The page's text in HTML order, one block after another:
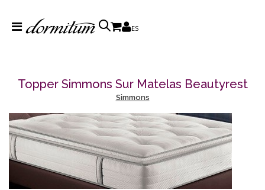
ES
Topper Simmons Sur Matelas Beautyrest
Simmons